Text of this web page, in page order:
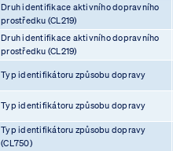
Druh identifikace aktivního dopravního
prostředku (CL219)
Druh identifikace aktivního dopravního
prostředku (CL219)
Typ identifikátoru způsobu dopravy
Typ identifikátoru způsobu dopravy
Typ identifikátoru způsobu dopravy
(CL750)